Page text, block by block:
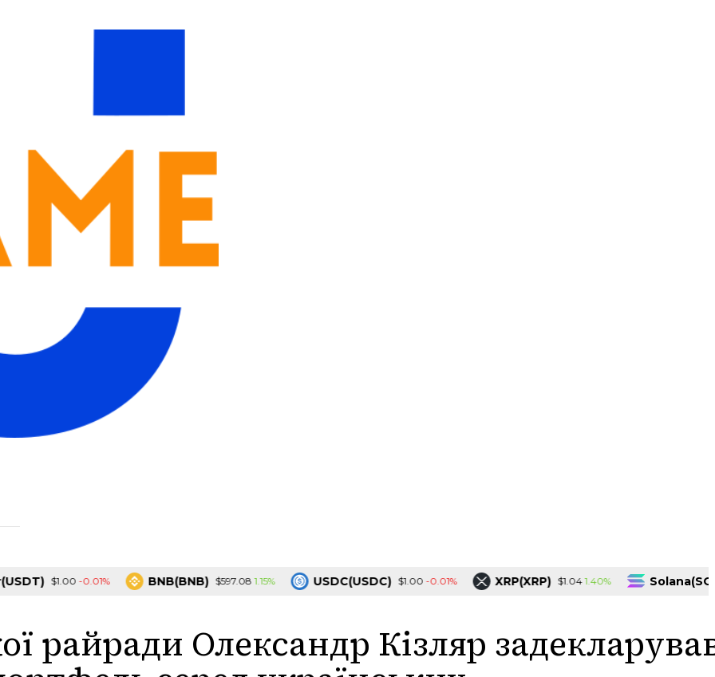
$1.00 -0.01% BNB(BNB) $597.08 1.15% USDC(USDC) $1.00 -0.01% XRP(XRP) $1.04 1.40% Solana(SOL)
райради Олександр Кізляр